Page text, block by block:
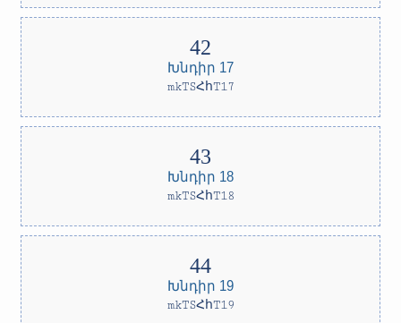
Խնդիր 17
mkTSՀհT17
Խնդիր 18
mkTSՀհT18
Խնդիր 19
mkTSՀհT19